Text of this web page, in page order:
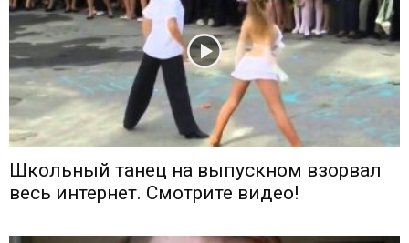
Школьный танец на выпускном взорвал
весь интернет. Смотрите видео!